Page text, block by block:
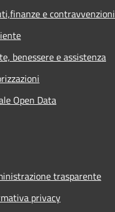
e contravvenzioni
benessere e assistenza
Open Data
trasparente
privacy